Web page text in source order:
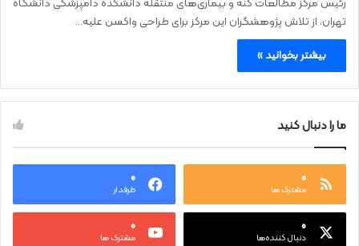
تهران، از تلاش پژوهشگران این مرکز برای طراحی واکسن علیه…
بیشتر بخوانید »
ما را دنبال کنید
۰
مشترک ها
۰
طرفدار
۰
دنبال کننده‌ها
۰
مشترک ها